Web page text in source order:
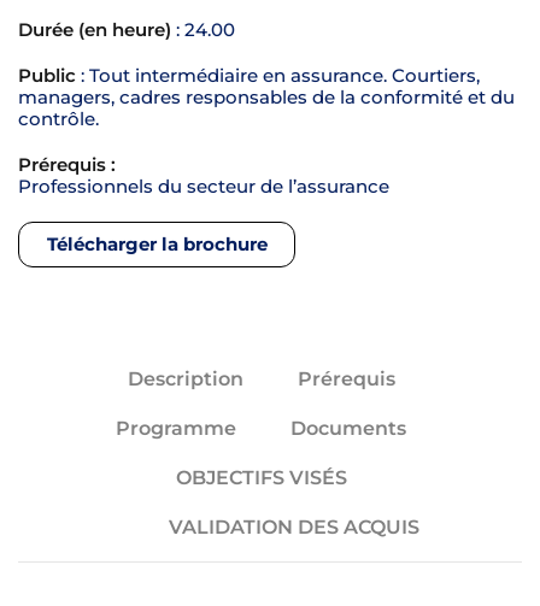
Durée (en heure) : 24.00
Public : Tout intermédiaire en assurance. Courtiers,
managers, cadres responsables de la conformité et du
contrôle.
Prérequis :
Professionnels du secteur de l’assurance
Télécharger la brochure
Description Prérequis
Programme Documents
OBJECTIFS VISÉS
VALIDATION DES ACQUIS